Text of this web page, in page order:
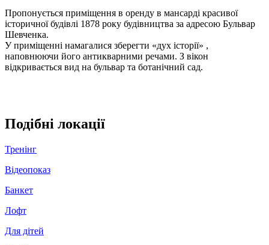
Пропонується приміщення в оренду в мансарді красивої
історичної будівлі 1878 року будівництва за адресою Бульвар
Шевченка.
У приміщенні намагалися зберегти «дух історії» ,
наповнюючи його антикварними речами. З вікон
відкривається вид на бульвар та ботанічний сад.
Подібні локації
Тренінг
Відеопоказ
Банкет
Лофт
Для дітей